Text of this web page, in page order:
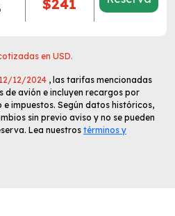
$241
en USD.
12/12/2024 , las tarifas mencionadas
avión e incluyen recargos por
impuestos. Según datos históricos,
sin previo aviso y no se pueden
Lea nuestros términos y